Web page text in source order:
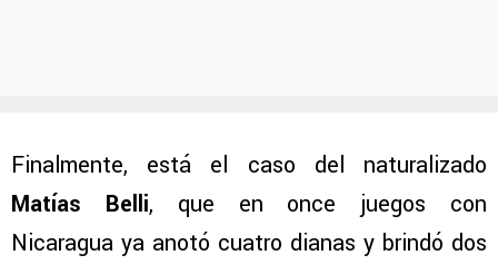
Finalmente, está el caso del naturalizado
Matías Belli, que en once juegos con
Nicaragua ya anotó cuatro dianas y brindó dos